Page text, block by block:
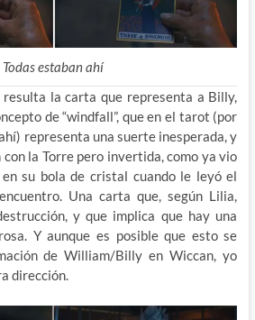
Todas estaban ahí
la carta que representa a Billy,
de “windfall”, que en el tarot (por
representa una suerte inesperada, y
la Torre pero invertida, como ya vio
su bola de cristal cuando le leyó el
Una carta que, según Lilia,
y que implica que hay una
Y aunque es posible que esto se
de William/Billy en Wiccan, yo
dirección.